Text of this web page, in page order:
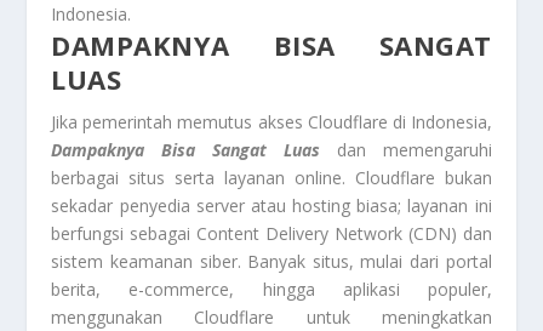
Indonesia.
DAMPAKNYA BISA SANGAT
LUAS
Jika pemerintah memutus akses Cloudflare di Indonesia,
Dampaknya Bisa Sangat Luas dan memengaruhi
berbagai situs serta layanan online. Cloudflare bukan
sekadar penyedia server atau hosting biasa; layanan ini
berfungsi sebagai Content Delivery Network (CDN) dan
sistem keamanan siber. Banyak situs, mulai dari portal
berita, e-commerce, hingga aplikasi populer,
menggunakan Cloudflare untuk meningkatkan